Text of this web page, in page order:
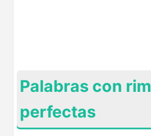
Palabras con
perfectas